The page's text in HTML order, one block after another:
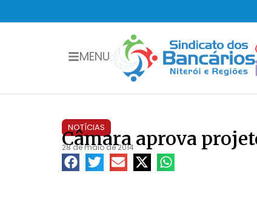
MENU
NOTÍCIAS
Câmara aprova
28 de maio de 2014